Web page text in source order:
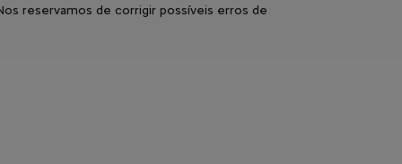
reservamos de corrigir possíveis erros de